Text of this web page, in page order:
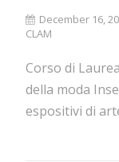
December 16,
CLAM
Corso di
della moda
espositivi di